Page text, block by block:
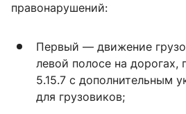
правонарушений:
Первый — движение
левой полосе на дорогах,
5.15.7 с дополнительным
для грузовиков;